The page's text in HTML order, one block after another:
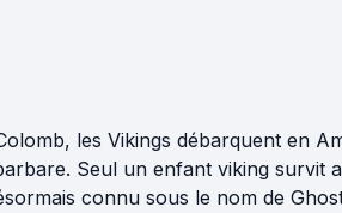
les Vikings débarquent en
Seul un enfant viking survit
connu sous le nom de